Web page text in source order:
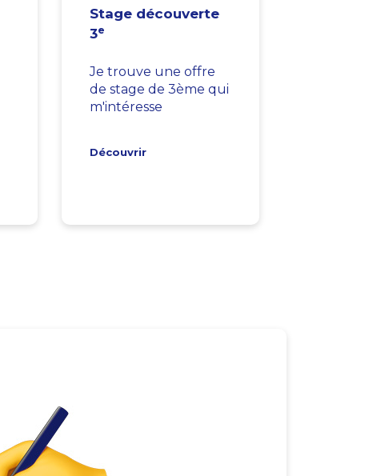
Stage découverte
3e
Je trouve une offre
de stage de 3ème qui
m'intéresse
Découvrir